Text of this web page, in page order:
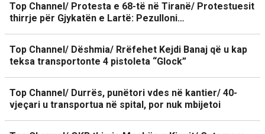
Top Channel/ Protesta e 68-të në Tiranë/ Protestuesit
thirrje për Gjykatën e Lartë: Pezulloni…
Top Channel/ Dëshmia/ Rrëfehet Kejdi Banaj që u kap
teksa transportonte 4 pistoleta “Glock”
Top Channel/ Durrës, punëtori vdes në kantier/ 40-
vjeçari u transportua në spital, por nuk mbijetoi